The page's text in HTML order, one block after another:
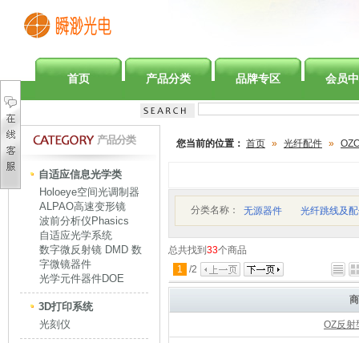
首页 产品分类 品牌专区 会员
产品分类
自适应信息光学类
Holoeye空间光调制器
ALPAO高速变形镜
波前分析仪Phasics
自适应光学系统
数字微反射镜 DMD 数
字微镜器件
光学元件器件DOE
3D打印系统
光刻仪
您当前的位置： 首页 » 光纤配件 »
分类名称： 无源器件 光纤跳线及
总共找到 33个商品
1
/2
OZ反射